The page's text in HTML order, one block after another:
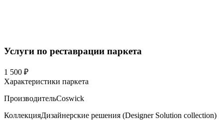
Услуги по реставрации паркета
1 500 ₽
Характеристики паркета
ПроизводительCoswick
КоллекцияДизайнерские решения (Designer Solution collection)